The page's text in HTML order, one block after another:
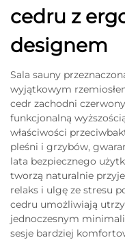
cedru z
designem
Sala sauny
wyjątkowym
cedr zachodni
funkcjonalną
właściwości
pleśni i grzybów,
lata bezpiecznego
tworzą naturalnie
relaks i ulgę ze stresu
cedru umożliwiają
jednoczesnym
sesje bardziej